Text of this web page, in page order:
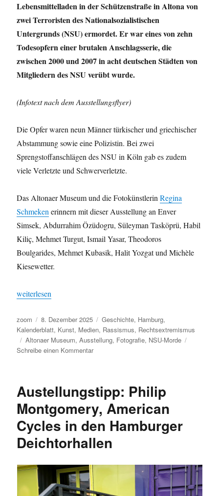
Lebensmittelladen in der Schützenstraße in Altona von
zwei Terroristen des Nationalsozialistischen
Untergrunds (NSU) ermordet. Er war eines von zehn
Todesopfern einer brutalen Anschlagsserie, die
zwischen 2000 und 2007 in acht deutschen Städten von
Mitgliedern des NSU verübt wurde.
(Infotext nach dem Ausstellungsflyer)
Die Opfer waren neun Männer türkischer und griechischer
Abstammung sowie eine Polizistin. Bei zwei
Sprengstoffanschlägen des NSU in Köln gab es zudem
viele Verletzte und Schwerverletzte.
Das Altonaer Museum und die FotokünstlerinRegina
Schmekenerinnern mit dieser Ausstellung an Enver
Simsek, Abdurrahim Özüdogru, Süleyman Tasköprü, Habil
Kiliç, Mehmet Turgut, Ismail Yasar, Theodoros
Boulgarides, Mehmet Kubasik, Halit Yozgat und Michèle
Kiesewetter.
„Ausstellungstipp: Blutiger Boden – die Tatorte des NSU“
weiterlesen
Autor
zoom
Veröffentlicht
am
8. Dezember 2025 Kategorien
Geschichte, Hamburg,
Kalenderblatt, Kunst, Medien, Rassismus, Rechtsextremismus
Schlagwörter
Altonaer Museum,Ausstellung, Fotografie, NSU-Morde
Schreibe einen Kommentarzu
–
Tatorte
des
NSU
Austellungstipp: Philip
Montgomery, American
Cycles in den Hamburger
Deichtorhallen